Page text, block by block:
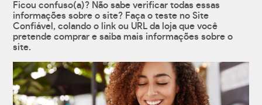
Ficou confuso(a)? Não sabe verificar todas essas
informações sobre o site? Faça o teste no Site
Confiável, colando o link ou URL da loja que você
pretende comprar e saiba mais informações sobre o
site.